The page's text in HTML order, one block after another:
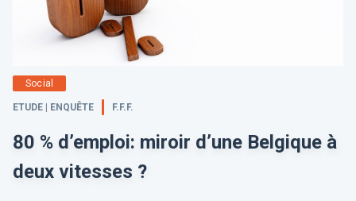
Social
ETUDE | ENQUÊTE F.F.F.
80 % d’emploi: miroir d’une Belgique à
deux vitesses ?